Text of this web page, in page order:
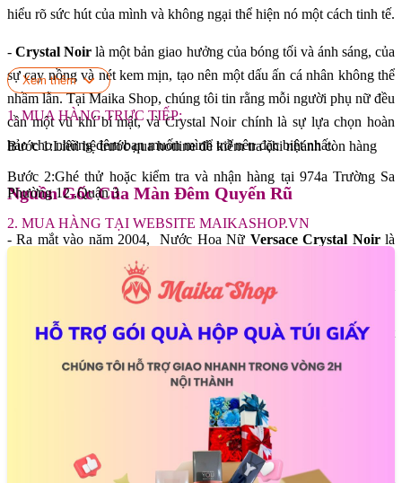
hiểu rõ sức hút của mình và không ngại thể hiện nó một cách tinh tế.
-Crystal Noirlà một bản giao hưởng của bóng tối và ánh sáng, của
sự cay nồng và nét kem mịn, tạo nên một dấu ấn cá nhân không thể
nhầm lẫn. Tại Maika Shop, chúng tôi tin rằng mỗi người phụ nữ đều
cần một vũ khí bí mật, và Crystal Noir chính là sự lựa chọn hoàn
hảo cho những đêm bạn muốn mình trở nên đặc biệt nhất.
Nguồn Gốc Của Màn Đêm Quyến Rũ
- Ra mắt vào năm 2004, Nước Hoa Nữ Versace Crystal Noirlà
tác phẩm của nhà pha chế tài ba Antoine Lie. Đây là mùi hương
khai sinh ra cả dòng Crystal huyền thoại. Crystal Noir thuộc nhóm
hương Hoa cỏ Phương Đông (Amber Floral), một sự kết hợp táo
bạo giữa hương gia vị cay nồng, hoa trắng nồng nàn và sự ngọt
ngào kem mịn của dừa.
Khám Phá Chi Tiết Từng Tầng Hương Bản Giao
Hưởng Của Bóng Tối và Ánh Sáng
Xem thêm
1. MUA HÀNG TRỰC TIẾP:
Bước 1:Liên hệ trước qua hotline để kiểm tra chi nhánh còn hàng
Bước 2:Ghé thử hoặc kiểm tra và nhận hàng tại 974a Trường Sa
Phường 12 ,Quận 3
2. MUA HÀNG TẠI WEBSITE MAIKASHOP.VN